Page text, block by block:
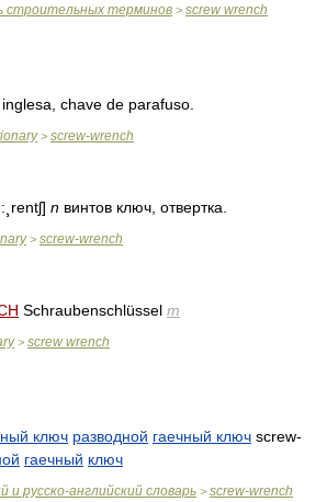
строительных терминов > screw wrench
chave de parafuso.
> screw-wrench
n винтов ключ, отвертка.
> screw-wrench
Schraubenschlüssel m
> screw wrench
ключ разводной гаечный ключ screw-
гаечный ключ
и русско-английский словарь > screw-wrench